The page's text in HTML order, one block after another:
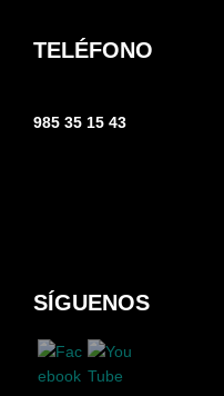
TELÉFONO
985 35 15 43
SÍGUENOS